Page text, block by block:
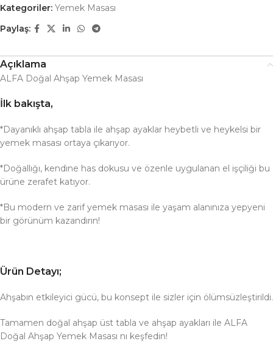
Kategoriler: Yemek Masası
Paylaş:
Açıklama
ALFA Doğal Ahşap Yemek Masası
İlk bakışta,
*Dayanıklı ahşap tabla ile ahşap ayaklar heybetli ve heykelsi bir
yemek masası ortaya çıkarıyor.
*Doğallığı, kendine has dokusu ve özenle uygulanan el işçiliği bu
ürüne zerafet katıyor.
*Bu modern ve zarif yemek masası ile yaşam alanınıza yepyeni
bir görünüm kazandırın!
Ürün Detayı;
Ahşabın etkileyici gücü, bu konsept ile sizler için ölümsüzleştirildi.
Tamamen doğal ahşap üst tabla ve ahşap ayakları ile ALFA
Doğal Ahşap Yemek Masası nı keşfedin!